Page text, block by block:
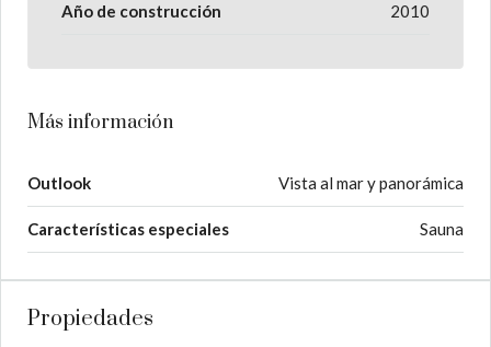
Año de construcción 2010
Más información
Outlook Vista al mar y panorámica
Características especiales Sauna
Propiedades